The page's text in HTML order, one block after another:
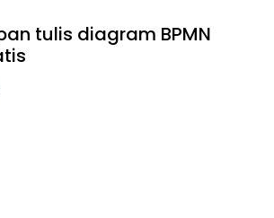
tulis diagram BPMN